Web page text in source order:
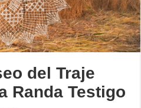
del Traje
Randa Testigo